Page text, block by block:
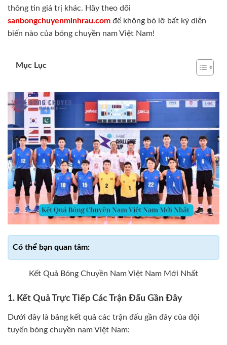
thông tin giá trị khác. Hãy theo dõi
sanbongchuyenminhrau.com để không bỏ lỡ bất kỳ diễn
biến nào của bóng chuyền nam Việt Nam!
Mục Lục
Kết Quả Bóng Chuyền Nam Việt Nam Mới Nhất
1. Kết Quả Trực Tiếp Các Trận Đấu Gần Đây
Dưới đây là bảng kết quả các trận đấu gần đây của đội
tuyển bóng chuyền nam Việt Nam: